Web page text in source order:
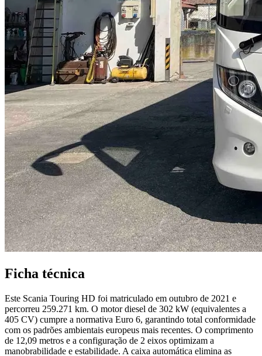
Ficha técnica
Este Scania Touring HD foi matriculado em outubro de 2021 e
percorreu 259.271 km. O motor diesel de 302 kW (equivalentes a
405 CV) cumpre a normativa Euro 6, garantindo total conformidade
com os padrões ambientais europeus mais recentes. O comprimento
de 12,09 metros e a configuração de 2 eixos optimizam a
manobrabilidade e estabilidade. A caixa automática elimina as